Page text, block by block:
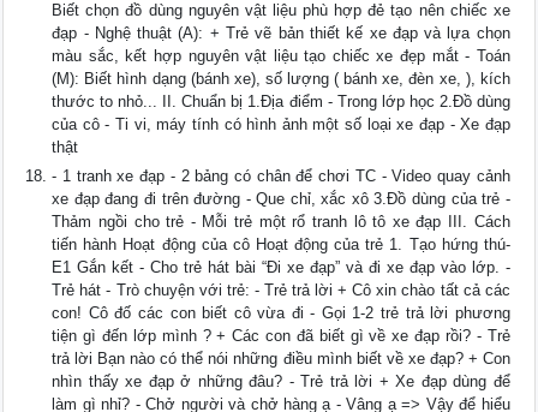
Biết chọn đồ dùng nguyên vật liệu phù hợp đẻ tạo nên chiếc xe
đạp - Nghệ thuật (A): + Trẻ vẽ bản thiết kế xe đạp và lựa chọn
màu sắc, kết hợp nguyên vật liệu tạo chiếc xe đẹp mắt - Toán
(M): Biết hình dạng (bánh xe), số lượng ( bánh xe, đèn xe, ), kích
thước to nhỏ... II. Chuẩn bị 1.Địa điểm - Trong lớp học 2.Đồ dùng
của cô - Ti vi, máy tính có hình ảnh một số loại xe đạp - Xe đạp
thật
- 1 tranh xe đạp - 2 bảng có chân để chơi TC - Video quay cảnh
xe đạp đang đi trên đường - Que chỉ, xắc xô 3.Đồ dùng của trẻ -
Thảm ngồi cho trẻ - Mỗi trẻ một rổ tranh lô tô xe đạp III. Cách
tiến hành Hoạt động của cô Hoạt động của trẻ 1. Tạo hứng thú-
E1 Gắn kết - Cho trẻ hát bài “Đi xe đạp” và đi xe đạp vào lớp. -
Trẻ hát - Trò chuyện với trẻ: - Trẻ trả lời + Cô xin chào tất cả các
con! Cô đố các con biết cô vừa đi - Gọi 1-2 trẻ trả lời phương
tiện gì đến lớp mình ? + Các con đã biết gì về xe đạp rồi? - Trẻ
trả lời Bạn nào có thể nói những điều mình biết về xe đạp? + Con
nhìn thấy xe đạp ở những đâu? - Trẻ trả lời + Xe đạp dùng để
làm gì nhỉ? - Chở người và chở hàng ạ - Vâng ạ => Vậy để hiểu